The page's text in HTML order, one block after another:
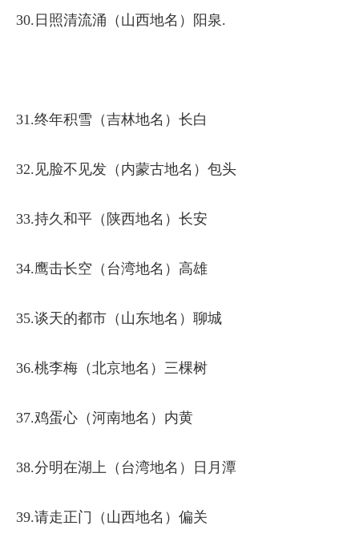
30.日照清流涌（山西地名）阳泉.
31.终年积雪（吉林地名）长白
32.见脸不见发（内蒙古地名）包头
33.持久和平（陕西地名）长安
34.鹰击长空（台湾地名）高雄
35.谈天的都市（山东地名）聊城
36.桃李梅（北京地名）三棵树
37.鸡蛋心（河南地名）内黄
38.分明在湖上（台湾地名）日月潭
39.请走正门（山西地名）偏关